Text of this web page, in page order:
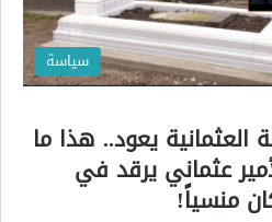
سياسة
العثمانية يعود.. هذا ما
عثماني يرقد في
منسياً!